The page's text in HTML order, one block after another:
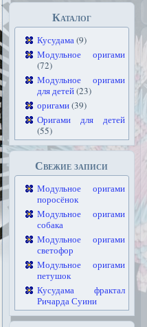
Каталог
Кусудама(9)
Модульное оригами
(72)
Модульное оригами
для детей(23)
оригами(39)
Оригами для детей
(55)
Свежие записи
Модульное оригами
поросёнок
Модульное оригами
собака
Модульное оригами
светофор
Модульное оригами
петушок
Кусудама фрактал
Ричарда Суини